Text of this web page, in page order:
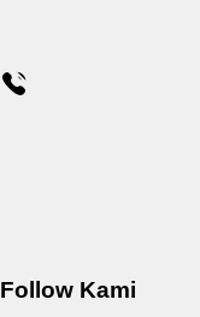
Follow Kami